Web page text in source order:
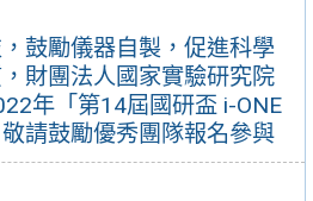
鼓勵儀器自製，促進科學
財團法人國家實驗研究院
年「第14屆國研盃 i-ONE
請鼓勵優秀團隊報名參與